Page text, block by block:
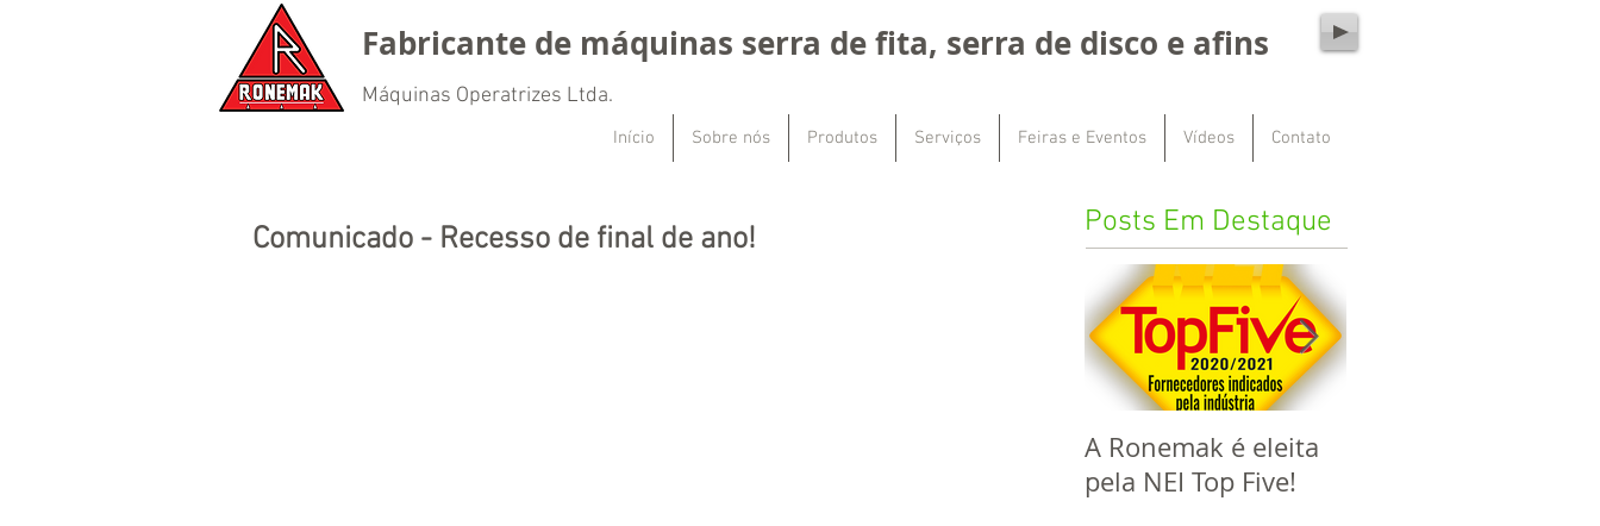
Fabricante de máquinas serra de fita, serra de disco e afins
Máquinas Operatrizes Ltda.
Início Sobre nós Produtos Serviços Feiras e Eventos Vídeos Contato
Comunicado - Recesso de final de ano! Posts Em Destaque
A Ronemak é eleita
pela NEI Top Five!